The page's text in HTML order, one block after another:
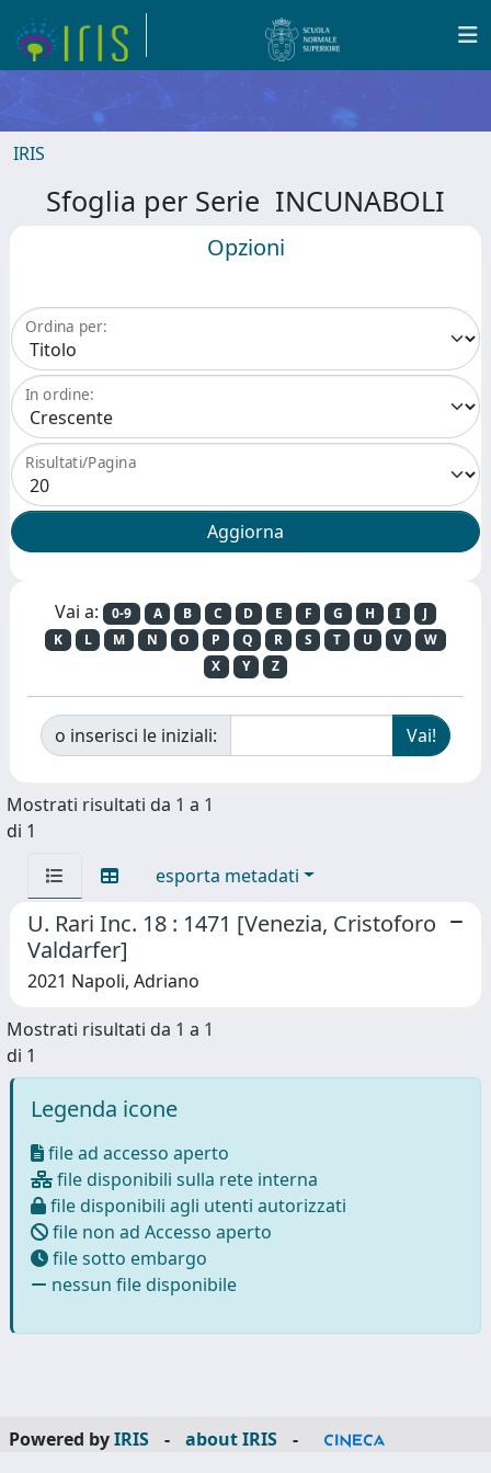
IRIS
Sfoglia per Serie INCUNABOLI
Opzioni
Ordina per:
In ordine:
Risultati/Pagina
Vai a: 0-9 A B C D E F G H I
J
K
L M N O P Q R S T U V
W
X
Y Z
o inserisci le iniziali:
Mostrati risultati da 1 a 1
di 1
esporta metadati
U. Rari Inc. 18 : 1471 [Venezia, Cristoforo
Valdarfer]
2021 Napoli, Adriano
Mostrati risultati da 1 a 1
di 1
Legenda icone
file ad accesso aperto
file disponibili sulla rete interna
file disponibili agli utenti autorizzati
file non ad Accesso aperto
file sotto embargo
nessun file disponibile
Powered byIRIS - about IRIS
-